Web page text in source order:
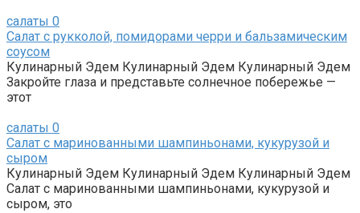
салаты 0
Салат с рукколой, помидорами черри и бальзамическим
соусом
Кулинарный Эдем Кулинарный Эдем Кулинарный Эдем
Закройте глаза и представьте солнечное побережье —
этот
салаты 0
Салат с маринованными шампиньонами, кукурузой и
сыром
Кулинарный Эдем Кулинарный Эдем Кулинарный Эдем
Салат с маринованными шампиньонами, кукурузой и
сыром, это